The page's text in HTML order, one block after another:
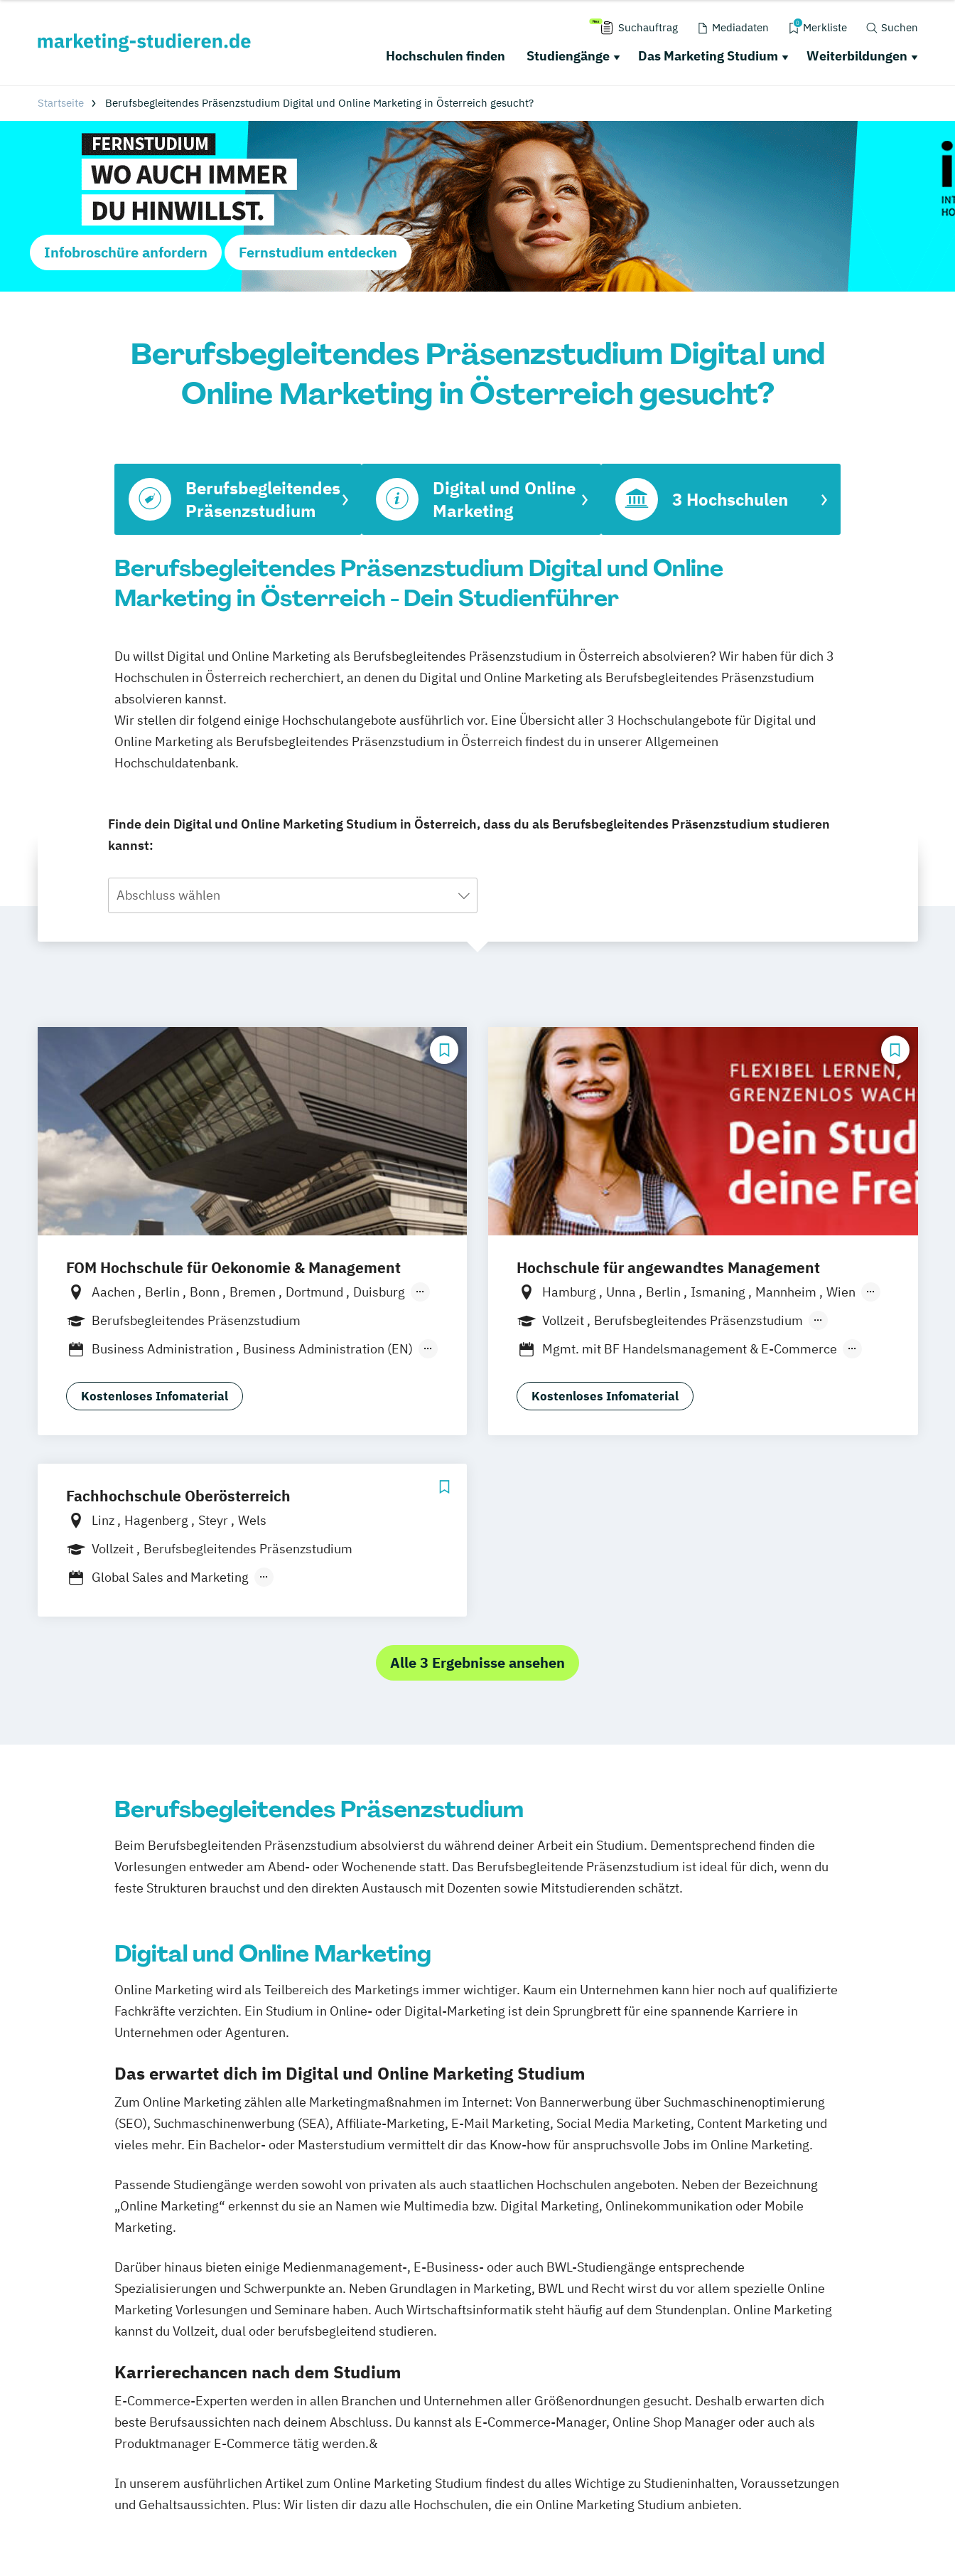
Suchauftrag Mediadaten 0 Merkliste Suchen
Hochschulen finden Studiengänge Das Marketing Studium Weiterbildungen
Startseite Berufsbegleitendes Präsenzstudium Digital und Online Marketing in Österreich gesucht?
Infobroschüre anfordern Fernstudium entdecken
Berufsbegleitendes Präsenzstudium Digital und
Online Marketing in Österreich gesucht?
Berufsbegleitendes
Präsenzstudium
Digital und Online
Marketing
3 Hochschulen
Berufsbegleitendes Präsenzstudium Digital und Online
Marketing in Österreich - Dein Studienführer
Du willst Digital und Online Marketing als Berufsbegleitendes Präsenzstudium in Österreich absolvieren? Wir haben für dich 3
Hochschulen in Österreich recherchiert, an denen du Digital und Online Marketing als Berufsbegleitendes Präsenzstudium
absolvieren kannst.
Wir stellen dir folgend einige Hochschulangebote ausführlich vor. Eine Übersicht aller 3 Hochschulangebote für Digital und
Online Marketing als Berufsbegleitendes Präsenzstudium in Österreich findest du in unserer Allgemeinen
Hochschuldatenbank.
Finde dein Digital und Online Marketing Studium in Österreich, dass du als Berufsbegleitendes Präsenzstudium studieren
kannst:
Abschluss wählen
FOM Hochschule für Oekonomie & Management
Aachen Berlin Bonn Bremen Dortmund
Duisburg
Düsseldorf
Essen Frankfurt am Main
Hannover
Neuss Nürnberg Siegen Stuttgart Wesel
Hagen Karlsruhe Saarbrücken
Digitales Live Studium (DLS)
Berufsbegleitendes Präsenzstudium
Business Administration
Business Administration (EN)
Marketing & Digitale Medien
Marketing- und Brand Management
Kostenloses Infomaterial
Hochschule für angewandtes Management
Hamburg Unna Berlin Ismaning Mannheim
Wien
Frankfurt
Hannover Leipzig Düsseldorf
Nürnberg
Stuttgart
Vollzeit
Berufsbegleitendes Präsenzstudium
Duales Studium
Mgmt. mit BF Handelsmanagement & E-Commerce
Kostenloses Infomaterial
Fachhochschule Oberösterreich
Linz Hagenberg Steyr
Wels
Vollzeit
Berufsbegleitendes Präsenzstudium
Global Sales and Marketing
Innovation Product & Engineering Management
Alle 3 Ergebnisse ansehen
Berufsbegleitendes Präsenzstudium
Beim Berufsbegleitenden Präsenzstudium absolvierst du während deiner Arbeit ein Studium. Dementsprechend finden die
Vorlesungen entweder am Abend- oder Wochenende statt. Das Berufsbegleitende Präsenzstudium ist ideal für dich, wenn du
feste Strukturen brauchst und den direkten Austausch mit Dozenten sowie Mitstudierenden schätzt.
Digital und Online Marketing
Online Marketing wird als Teilbereich des Marketings immer wichtiger. Kaum ein Unternehmen kann hier noch auf qualifizierte
Fachkräfte verzichten. Ein Studium in Online- oder Digital-Marketing ist dein Sprungbrett für eine spannende Karriere in
Unternehmen oder Agenturen.
Das erwartet dich im Digital und Online Marketing Studium
Zum Online Marketing zählen alle Marketingmaßnahmen im Internet: Von Bannerwerbung über Suchmaschinenoptimierung
(SEO), Suchmaschinenwerbung (SEA), Affiliate-Marketing, E-Mail Marketing, Social Media Marketing, Content Marketing und
vieles mehr. Ein Bachelor- oder Masterstudium vermittelt dir das Know-how für anspruchsvolle Jobs im Online Marketing.
Passende Studiengänge werden sowohl von privaten als auch staatlichen Hochschulen angeboten. Neben der Bezeichnung
„Online Marketing“ erkennst du sie an Namen wie Multimedia bzw. Digital Marketing, Onlinekommunikation oder Mobile
Marketing.
Darüber hinaus bieten einige Medienmanagement-, E-Business- oder auch BWL-Studiengänge entsprechende
Spezialisierungen und Schwerpunkte an. Neben Grundlagen in Marketing, BWL und Recht wirst du vor allem spezielle Online
Marketing Vorlesungen und Seminare haben. Auch Wirtschaftsinformatik steht häufig auf dem Stundenplan. Online Marketing
kannst du Vollzeit, dual oder berufsbegleitend studieren.
Karrierechancen nach dem Studium
E-Commerce-Experten werden in allen Branchen und Unternehmen aller Größenordnungen gesucht. Deshalb erwarten dich
beste Berufsaussichten nach deinem Abschluss. Du kannst als E-Commerce-Manager, Online Shop Manager oder auch als
Produktmanager E-Commerce tätig werden.&
In unserem ausführlichen Artikel zum Online Marketing Studium findest du alles Wichtige zu Studieninhalten, Voraussetzungen
und Gehaltsaussichten. Plus: Wir listen dir dazu alle Hochschulen, die ein Online Marketing Studium anbieten.